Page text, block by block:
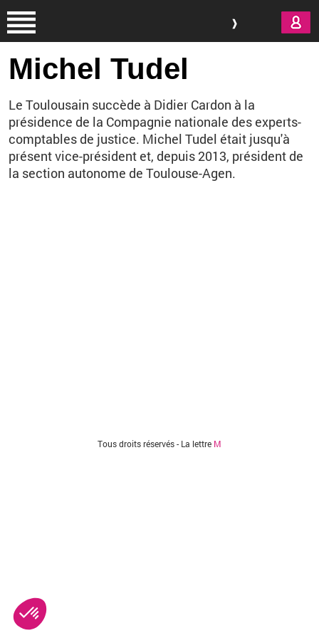
Michel Tudel
Le Toulousain succède à Didier Cardon à la
présidence de la Compagnie nationale des experts-
comptables de justice. Michel Tudel était jusqu'à
présent vice-président et, depuis 2013, président de
la section autonome de Toulouse-Agen.
Tous droits réservés - La lettre M